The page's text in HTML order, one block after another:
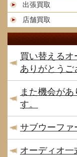
出張買取
店舗買取
買い替えるオ
ありがとうご
また機会が
す。
サブウーファ
オーディオ一